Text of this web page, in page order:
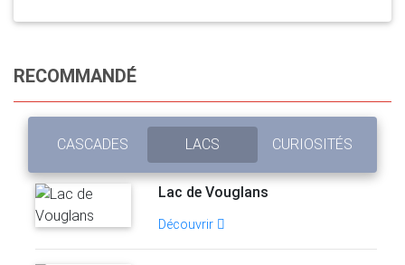
RECOMMANDÉ
CASCADES LACS CURIOSITÉS
Lac de Vouglans
Découvrir